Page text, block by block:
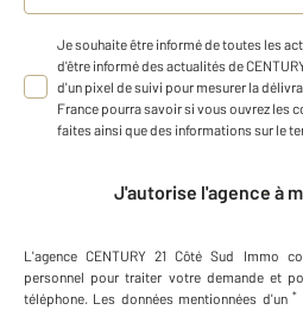
Je souhaite être informé de toutes les
d'être informé des actualités de
d'un pixel de suivi pour mesurer la
France pourra savoir si vous ouvrez les
faites ainsi que des informations sur le
J'autorise l'agence à
L'agence CENTURY 21 Côté Sud Immo
personnel pour traiter votre demande et
téléphone. Les données mentionnées d'un *